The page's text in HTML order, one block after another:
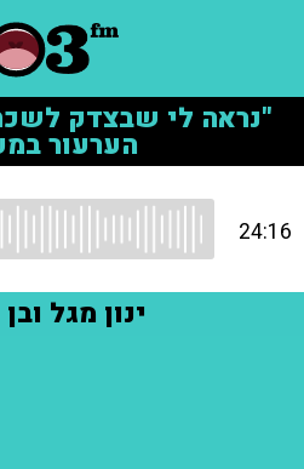
"נראה לי שבצדק
הערעור
24:16
ינון מגל